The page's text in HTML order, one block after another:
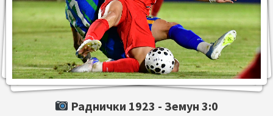
Раднички 1923 -Земун 3:0